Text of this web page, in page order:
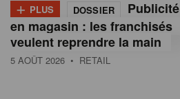
+ PLUS DOSSIER
Publicité
en magasin : les franchisés
veulent reprendre la main
5 AOÛT 2026 • RETAIL